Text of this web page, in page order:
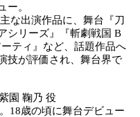
ー。
な出演作品に、舞台『刀
シリーズ』『斬劇戦国 B
ティ』など、話題作品へ
技が評価され、舞台界で
園 鞠乃 役
18歳の頃に舞台デビュー